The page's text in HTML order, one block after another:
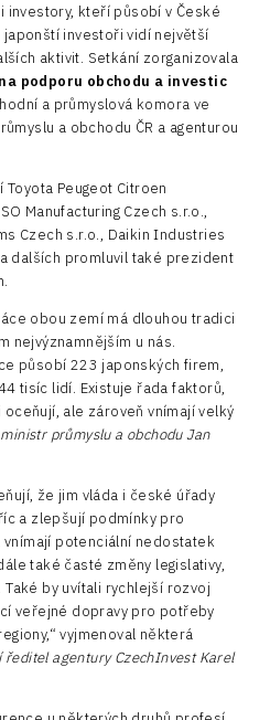
investory, kteří působí v České
investoři vidí největší
aktivit. Setkání zorganizovala
podporu obchodu a investic
a průmyslová komora ve
a obchodu ČR a agenturou
Peugeot Citroen
Manufacturing Czech s.r.o.,
Czech s.r.o., Daikin Industries
dalších promluvil také prezident
obou zemí má dlouhou tradici
nejvýznamnějším u nás.
působí 223 japonských firem,
tisíc lidí. Existuje řada faktorů,
ale zároveň vnímají velký
ministr průmyslu a obchodu Jan
že jim vláda i české úřady
a zlepšují podmínky pro
potenciální nedostatek
také časté změny legislativy,
by uvítali rychlejší rozvoj
veřejné dopravy pro potřeby
vyjmenoval některá
ředitel agentury CzechInvest Karel